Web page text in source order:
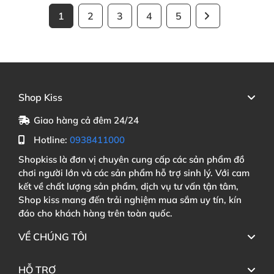
1 2 3 4 5
Shop Kiss
Giao hàng cả đêm 24/24
Hotline: 0938411000
Shopkiss là đơn vị chuyên cung cấp các sản phẩm đồ
chơi người lớn và các sản phẩm hỗ trợ sinh lý. Với cam
kết về chất lượng sản phẩm, dịch vụ tư vấn tận tâm,
Shop kiss mang đến trải nghiệm mua sắm uy tín, kín
đáo cho khách hàng trên toàn quốc.
VỀ CHÚNG TÔI
HỖ TRỢ